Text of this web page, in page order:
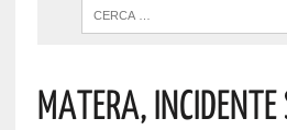
Matera,